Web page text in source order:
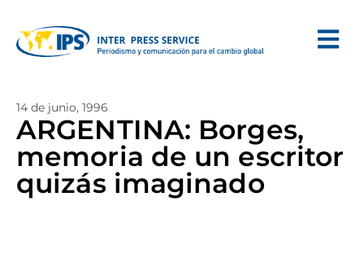
14 de junio, 1996
ARGENTINA: Borges,
memoria de un escritor
quizás imaginado